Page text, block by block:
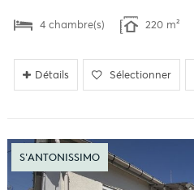
4 chambre(s) 220 m²
Détails Sélectionner
S'ANTONISSIMO